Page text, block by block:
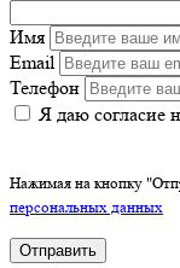
Имя
Email
Телефон
Я даю согласие
Нажимая на кнопку
персональных данных
Отправить